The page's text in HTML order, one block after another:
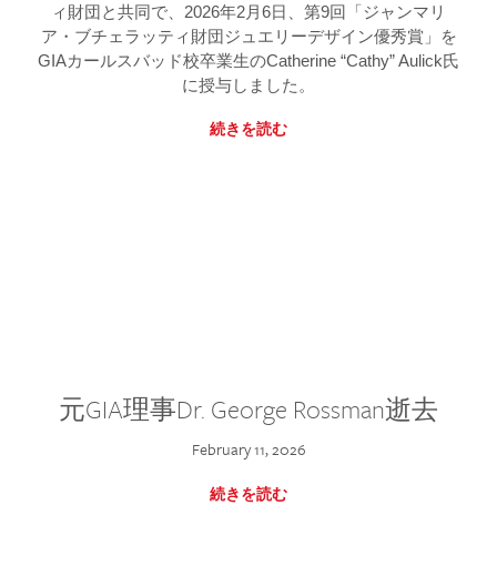
ィ財団と共同で、2026年2月6日、第9回「ジャンマリ
ア・ブチェラッティ財団ジュエリーデザイン優秀賞」を
GIAカールスバッド校卒業生のCatherine “Cathy” Aulick氏
に授与しました。
続きを読む
元GIA理事Dr. George Rossman逝去
February 11, 2026
続きを読む